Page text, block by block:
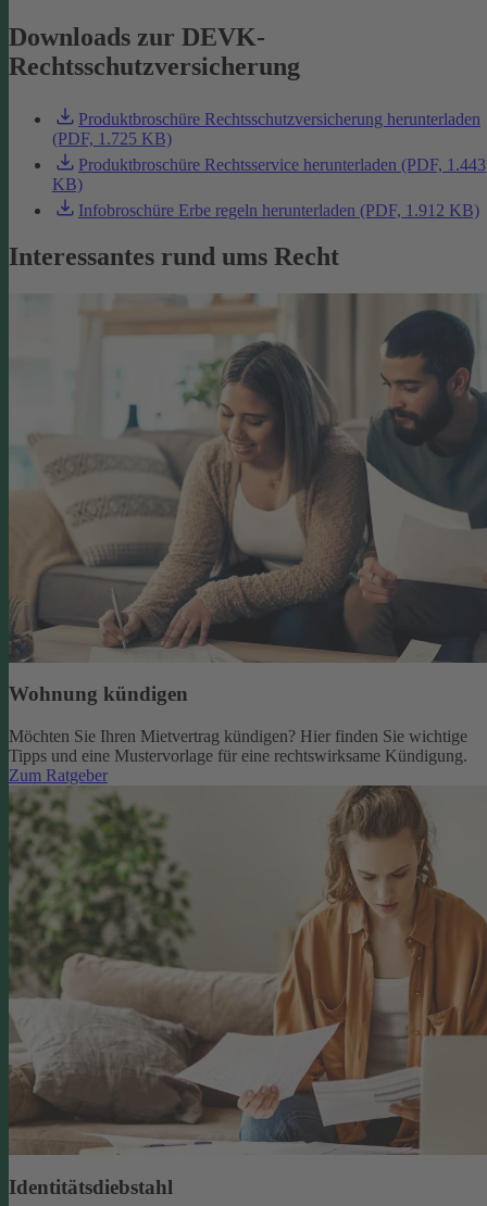
Downloads zur DEVK-
Rechtsschutzversicherung
Produktbroschüre Rechtsschutzversicherung herunterladen
(PDF, 1.725 KB)
Produktbroschüre Rechtsservice herunterladen (PDF, 1.443
KB)
Infobroschüre Erbe regeln herunterladen (PDF, 1.912 KB)
Interessantes rund ums Recht
Wohnung kündigen
Möchten Sie Ihren Mietvertrag kündigen? Hier finden Sie wichtige
Tipps und eine Mustervorlage für eine rechtswirksame Kündigung.
Zum Ratgeber
Identitätsdiebstahl